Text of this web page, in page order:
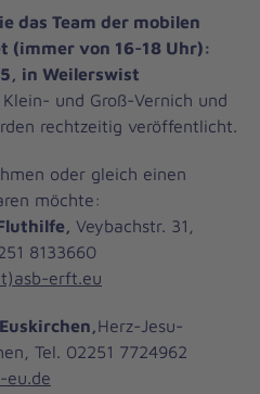
das Team der mobilen
(immer von 16-18 Uhr):
in Weilerswist
und Groß-Vernich und
rechtzeitig veröffentlicht.
oder gleich einen
möchte:
, Veybachstr. 31,
8133660
erft.eu
Herz-Jesu-
Tel. 02251 7724962